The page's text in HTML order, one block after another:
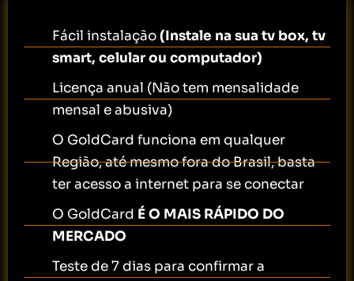
Fácil instalação(Instale na sua tv box, tv
smart, celular ou computador)
Licença anual (Não tem mensalidade
mensal e abusiva)
O GoldCard funciona em qualquer
Região, até mesmo fora do Brasil, basta
ter acesso a internet para se conectar
O GoldCard É O MAIS RÁPIDO DO
MERCADO
Teste de 7 dias para confirmar a